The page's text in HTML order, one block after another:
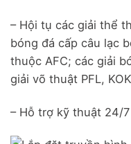
– Hội tụ các giải thể
bóng đá cấp câu lạc
thuộc AFC; các giải
giải võ thuật PFL,
– Hỗ trợ kỹ thuật 24/7